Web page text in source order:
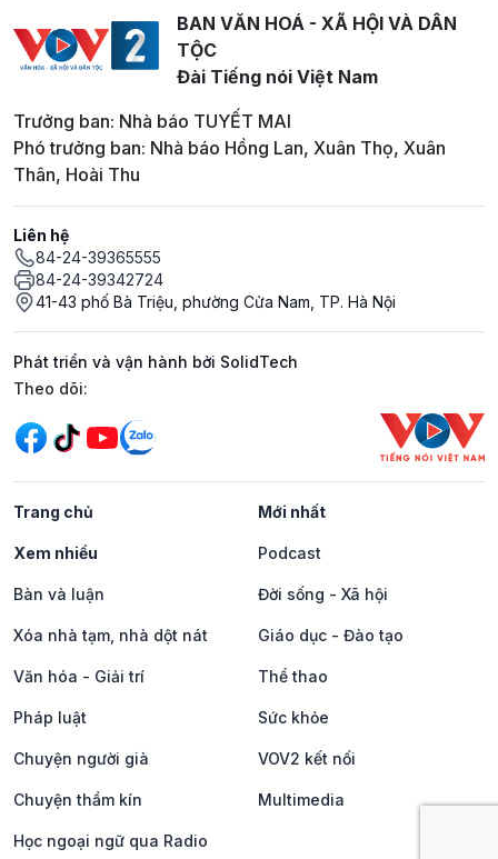
BAN VĂN HOÁ - XÃ HỘI VÀ DÂN
TỘC
Đài Tiếng nói Việt Nam
Trưởng ban: Nhà báo TUYẾT MAI
Phó trưởng ban: Nhà báo Hồng Lan, Xuân Thọ, Xuân
Thân, Hoài Thu
Liên hệ
84-24-39365555
84-24-39342724
41-43 phố Bà Triệu, phường Cửa Nam, TP. Hà Nội
Phát triển và vận hành bởi SolidTech
Mạng xã hội
Theo dõi:
Trang chủ Mới nhất
Xem nhiều Podcast
Bàn và luận Đời sống - Xã hội
Xóa nhà tạm, nhà dột nát Giáo dục - Đào tạo
Văn hóa - Giải trí Thể thao
Pháp luật Sức khỏe
Chuyện người già VOV2 kết nối
Chuyện thầm kín Multimedia
Học ngoại ngữ qua Radio